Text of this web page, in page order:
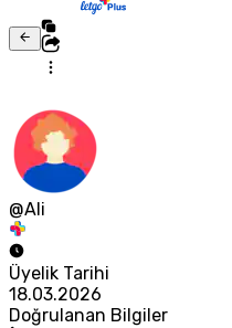
@Ali
Üyelik Tarihi
18.03.2026
Doğrulanan Bilgiler